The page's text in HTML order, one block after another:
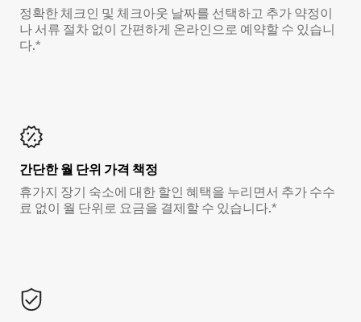
정확한 체크인 및 체크아웃 날짜를 선택하고 추가 약정이
나 서류 절차 없이 간편하게 온라인으로 예약할 수 있습니
다.*
간단한 월 단위 가격 책정
휴가지 장기 숙소에 대한 할인 혜택을 누리면서 추가 수수
료 없이 월 단위로 요금을 결제할 수 있습니다.*